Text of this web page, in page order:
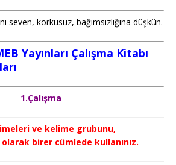
seven, korkusuz, bağımsızlığına düşkün.
Yayınları Çalışma Kitabı
1.Çalışma
ve kelime grubunu,
birer cümlede kullanınız.